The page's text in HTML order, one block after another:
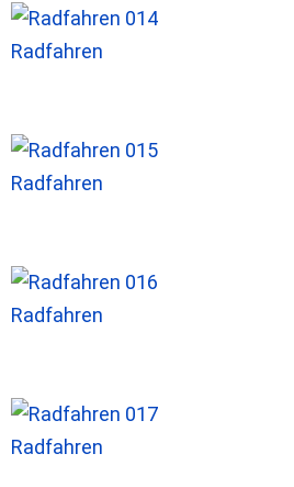
Radfahren
Radfahren
Radfahren
Radfahren